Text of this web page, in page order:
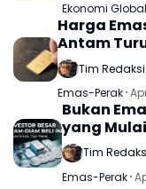
Ekonomi Global
Harga
Antam
Melemah
Tim Redaksi
Emas-Perak
Bukan
yang
Tim
Emas-Perak